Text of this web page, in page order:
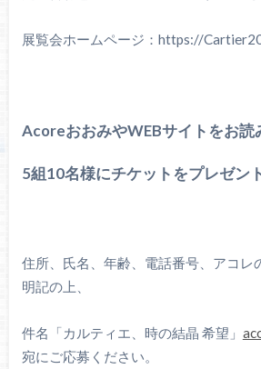
展覧会ホームページ：https://
AcoreおおみやWEBサイトをお読
5組10名様にチケットをプレゼン
住所、氏名、年齢、電話番号、アコレ
明記の上、
件名「カルティエ、時の結晶 希望」
宛にご応募ください。